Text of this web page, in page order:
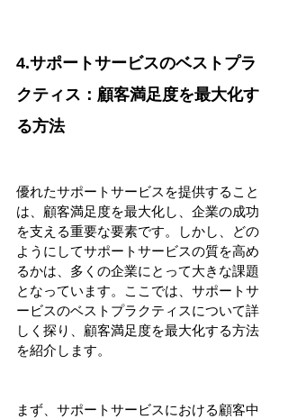
4.サポートサービスのベストプラ
クティス：顧客満足度を最大化す
る方法
優れたサポートサービスを提供すること
は、顧客満足度を最大化し、企業の成功
を支える重要な要素です。しかし、どの
ようにしてサポートサービスの質を高め
るかは、多くの企業にとって大きな課題
となっています。ここでは、サポートサ
ービスのベストプラクティスについて詳
しく探り、顧客満足度を最大化する方法
を紹介します。
まず、サポートサービスにおける顧客中